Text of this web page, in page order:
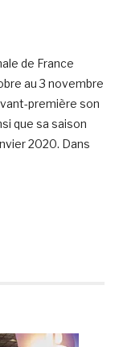
de France
au 3 novembre
première son
que sa saison
2020. Dans